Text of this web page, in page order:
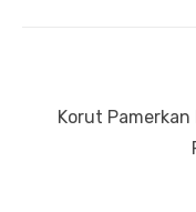
pos
Previous
Korut